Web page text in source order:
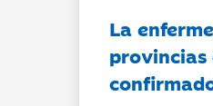
La
provincias